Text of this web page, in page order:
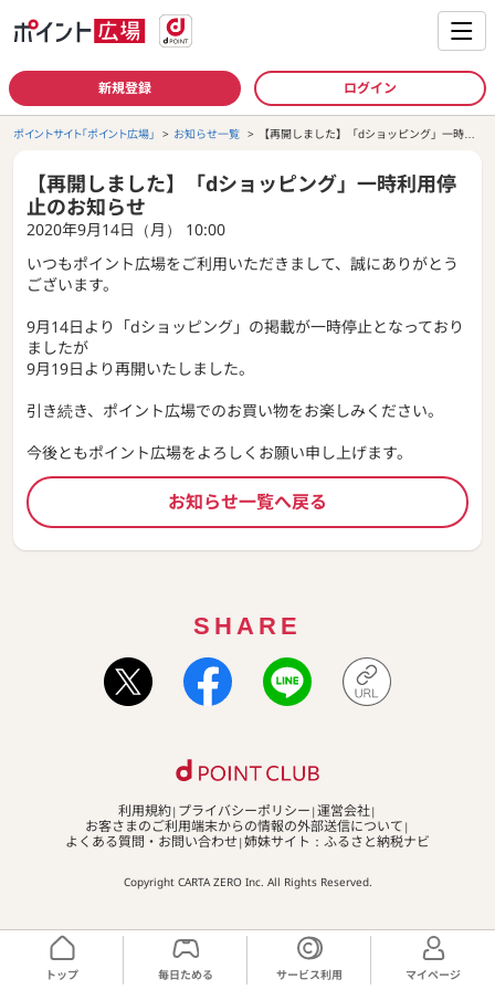
新規登録 ログイン
ポイントサイト「ポイント広場」 お知らせ一覧
【再開しました】「dショッピング」一時利
【再開しました】「dショッピング」一時利用停
止のお知らせ
2020年9月14日（月） 10:00
いつもポイント広場をご利用いただきまして、誠にありがとう
ございます。
9月14日より「dショッピング」の掲載が一時停止となっており
ましたが
9月19日より再開いたしました。
引き続き、ポイント広場でのお買い物をお楽しみください。
今後ともポイント広場をよろしくお願い申し上げます。
お知らせ一覧へ戻る
SHARE
利用規約 プライバシーポリシー 運営会社
お客さまのご利用端末からの情報の外部送信について
よくある質問・お問い合わせ 姉妹サイト：ふるさと納税ナビ
Copyright CARTA ZERO Inc. All Rights Reserved.
トップ 毎日ためる サービス利用 マイページ